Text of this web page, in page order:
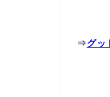
⇒グッ